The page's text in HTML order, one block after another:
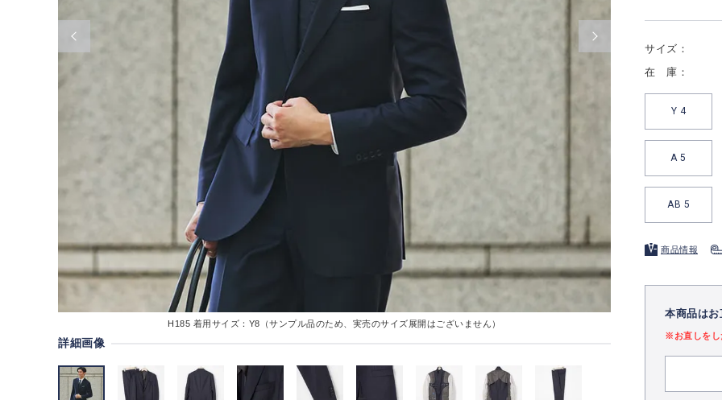
H185 着用サイズ：Y8（サンプル品のため、実売のサイズ展開はございません）
詳細画像
サイズ：
在 庫：
Y 4
A 5
AB 5
商品情報
本商品は
※お直しをし